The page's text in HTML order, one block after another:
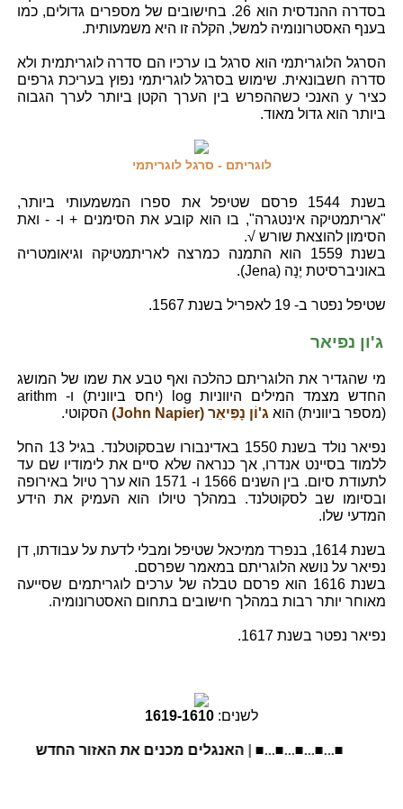
בסדרה ההנדסית הוא 26. בחישובים של מספרים גדולים, כמו
בענף האסטרונומיה למשל, הקלה זו היא משמעותית.
הסרגל הלוגריתמי הוא סרגל בו ערכיו הם סדרה לוגריתמית ולא
סדרה חשבונאית. שימוש בסרגל לוגריתמי נפוץ בעריכת גרפים
כציר y האנכי כשההפרש בין הערך הקטן ביותר לערך הגבוה
ביותר הוא גדול מאוד.
לוגריתם - סרגל לוגריתמי
בשנת 1544 פרסם שטיפל את ספרו המשמעותי ביותר,
"אריתמטיקה אינטגרה", בו הוא קובע את הסימנים + ו- - ואת
הסימון להוצאת שורש √.
בשנת 1559 הוא התמנה כמרצה לאריתמטיקה וגיאומטריה
באוניברסיטת יֶנָה (Jena).
שטיפל נפטר ב- 19 לאפריל בשנת 1567.
ג'ון נפיאר
מי שהגדיר את הלוגריתם כהלכה ואף טבע את שמו של המושג
החדש מצמד המילים היווניות log (יחס ביוונית) ו- arithm
(מספר ביוונית) הוא ג'וֹן נָפִּיאֵר (John Napier) הסקוטי.
נפיאר נולד בשנת 1550 באדינבורו שבסקוטלנד. בגיל 13 החל
ללמוד בסיינט אנדרו, אך כנראה שלא סיים את לימודיו שם עד
לתעודת סיום. בין השנים 1566 ו- 1571 הוא ערך טיול באירופה
ובסיומו שב לסקוטלנד. במהלך טיולו הוא העמיק את הידע
המדעי שלו.
בשנת 1614, בנפרד ממיכאל שטיפל ומבלי לדעת על עבודתו, דן
נפיאר על נושא הלוגריתם במאמר שפרסם.
בשנת 1616 הוא פרסם טבלה של ערכים לוגריתמים שסייעה
מאוחר יותר רבות במהלך חישובים בתחום האסטרונומיה.
נפיאר נפטר בשנת 1617.
לשנים: 1619-1610
■...■...■...■...■ | האנגלים מכנים את האזור החדש ניו-